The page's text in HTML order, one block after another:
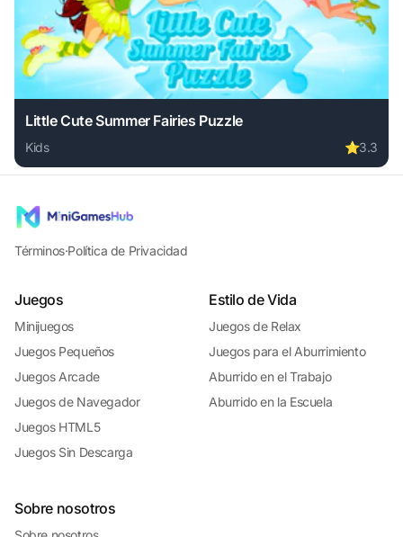
Little Cute Summer Fairies Puzzle
Kids ⭐3.3
Play Little Cute Summer Fairies Puzzle online free. kids
Términos·Política de Privacidad
Juegos
Minijuegos
Juegos Pequeños
Juegos Arcade
Juegos de Navegador
Juegos HTML5
Juegos Sin Descarga
Estilo de Vida
Juegos de Relax
Juegos para el Aburrimiento
Aburrido en el Trabajo
Aburrido en la Escuela
Sobre nosotros